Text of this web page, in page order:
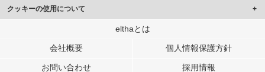
クッキーの使用について
このサイトでは Cookie を使用して、ユーザーに合わせたコンテンツや広告の
行っています。
メディアや広告配信、データ解析の各パートナーに提供しています。
elthaとは
会社概要 個人情報保護方針
お問い合わせ 採用情報